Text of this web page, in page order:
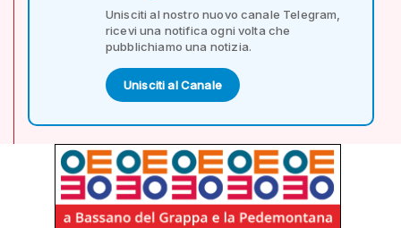
Unisciti al nostro nuovo canale Telegram,
ricevi una notifica ogni volta che
pubblichiamo una notizia.
Unisciti al Canale